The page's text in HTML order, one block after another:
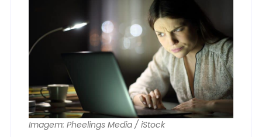
Imagem: Pheelings Media / iStock